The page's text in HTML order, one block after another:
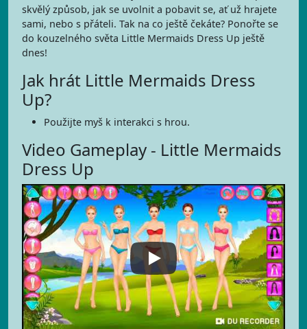
skvělý způsob, jak se uvolnit a pobavit se, ať už hrajete
sami, nebo s přáteli. Tak na co ještě čekáte? Ponořte se
do kouzelného světa Little Mermaids Dress Up ještě
dnes!
Jak hrát Little Mermaids Dress
Up?
Použijte myš k interakci s hrou.
Video Gameplay - Little Mermaids
Dress Up